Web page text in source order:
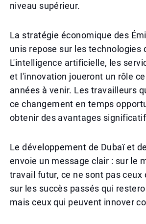
niveau supérieur.
La stratégie économique des
unis repose sur les technologies
L'intelligence artificielle, les
et l'innovation joueront un rôle
années à venir. Les travailleurs
ce changement en temps
obtenir des avantages
Le développement de Dubaï et
envoie un message clair : sur le
travail futur, ce ne sont pas ceux
sur les succès passés qui
mais ceux qui peuvent innover